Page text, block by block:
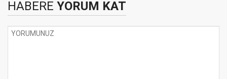
HABERE YORUM KAT